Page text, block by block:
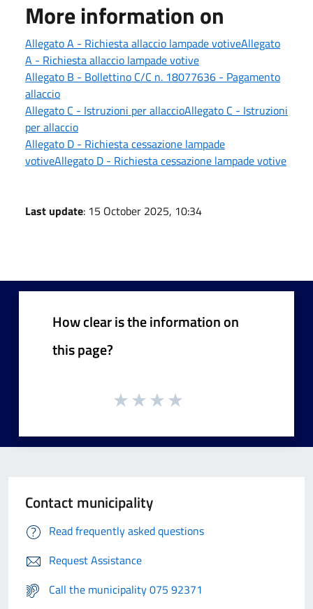
More information on
Allegato A - Richiesta allaccio lampade votiveAllegato
A - Richiesta allaccio lampade votive
Allegato B - Bollettino C/C n. 18077636 - Pagamento
allaccio
Allegato C - Istruzioni per allaccioAllegato C - Istruzioni
per allaccio
Allegato D - Richiesta cessazione lampade
votiveAllegato D - Richiesta cessazione lampade votive
Last update: 15 October 2025, 10:34
How clear is the information on
this page?
Contact municipality
Read frequently asked questions
Request Assistance
Call the municipality 075 92371